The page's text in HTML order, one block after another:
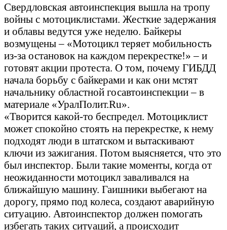
Свердловская автоинспекция вышла на тропу
войны с мотоциклистами. Жесткие задержания
и облавы ведутся уже неделю. Байкеры
возмущены – «Мотоцикл теряет мобильность
из-за остановок на каждом перекрестке!» – и
готовят акции протеста. О том, почему ГИБДД
начала борьбу с байкерами и как они мстят
начальнику областной госавтоинспекции – в
материале «УралПолит.Ru».
«Творится какой-то беспредел. Мотоциклист
может спокойно стоять на перекрестке, к нему
подходят люди в штатском и вытаскивают
ключи из зажигания. Потом выясняется, что это
был инспектор. Были такие моменты, когда от
неожиданности мотоцикл заваливался на
ближайшую машину. Гаишники выбегают на
дорогу, прямо под колеса, создают аварийную
ситуацию. Автоинспектор должен помогать
избегать таких ситуаций, а происходит